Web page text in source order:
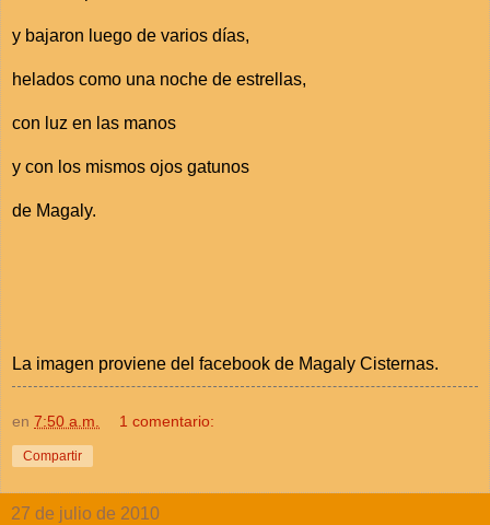
y bajaron luego de varios días,
helados como una noche de estrellas,
con luz en las manos
y con los mismos ojos gatunos
de Magaly.
La imagen proviene del facebook de Magaly Cisternas.
en 7:50 a.m. 1 comentario:
Compartir
27 de julio de 2010